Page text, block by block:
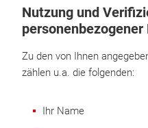
Nutzung und
personenbezogener
Zu den von Ihnen
zählen u.a. die folgenden:
Ihr Name